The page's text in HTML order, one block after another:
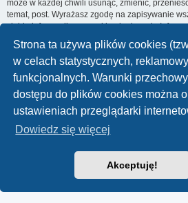
Strona ta używa plików cookies
w celach statystycznych,
funkcjonalnych. Warunki
dostępu do plików cookies można
ustawieniach przeglądarki
Dowiedz się więcej
Akceptuję!
może w każdej chwili usunąć, zmienić,
temat, post. Wyrażasz zgodę na zapisywanie
ciebie informacji w naszej bazie danych.
nikomu bez twojej zgody, ale ani „Forum IPMS
ponosi odpowiedzialności za włamania do
dojść do kradzieży danych.
Strona domowa Strona główna
Technologię dostarcza
® Forum
Polski pakiet językowy dostarcza